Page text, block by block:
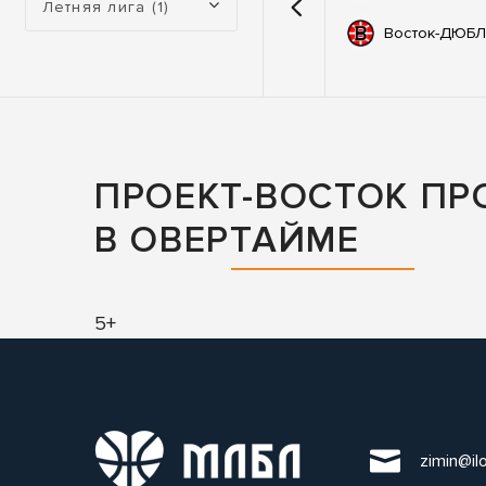
Летняя лига (1)
Восток-ДЮБЛ
ПРОЕКТ-ВОСТОК
В ОВЕРТАЙМЕ
5+